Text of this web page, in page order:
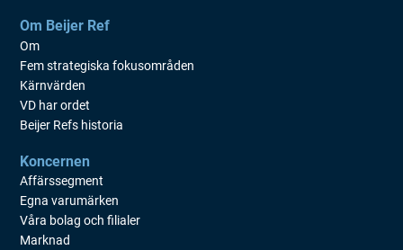
Årsstämma 2008
Årsstämma 2006
Årsstämma 2005
Om Beijer Ref
Om
Fem strategiska fokusområden
Kärnvärden
VD har ordet
Beijer Refs historia
Koncernen
Affärssegment
Egna varumärken
Våra bolag och filialer
Marknad